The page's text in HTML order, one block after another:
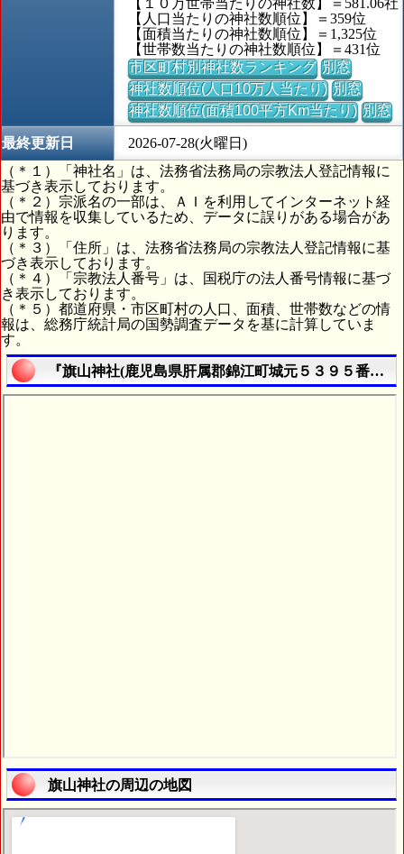
【１０万世帯当たりの神社数】＝581.06社
【人口当たりの神社数順位】＝359位
【面積当たりの神社数順位】＝1,325位
【世帯数当たりの神社数順位】＝431位
市区町村別神社数ランキング 別窓
神社数順位(人口10万人当たり) 別窓
神社数順位(面積100平方Km当たり) 別窓
最終更新日
2026-07-28(火曜日)
（＊１）「神社名」は、法務省法務局の宗教法人登記情報に
基づき表示しております。
（＊２）宗派名の一部は、ＡＩを利用してインターネット経
由で情報を収集しているため、データに誤りがある場合があ
ります。
（＊３）「住所」は、法務省法務局の宗教法人登記情報に基
づき表示しております。
（＊４）「宗教法人番号」は、国税庁の法人番号情報に基づ
き表示しております。
（＊５）都道府県・市区町村の人口、面積、世帯数などの情
報は、総務庁統計局の国勢調査データを基に計算していま
す。
『旗山神社(鹿児島県肝属郡錦江町城元５３９５番地)
旗山神社の周辺の地図